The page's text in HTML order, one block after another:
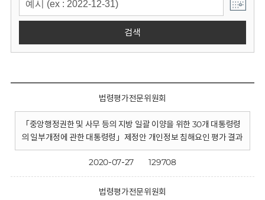
검색
법령평가전문위원회
「중앙행정권한 및 사무 등의 지방 일괄 이양을 위한 30개 대통령령
의 일부개정에 관한 대통령령」제정안 개인정보 침해요인 평가 결과
2020-07-27 129708
법령평가전문위원회